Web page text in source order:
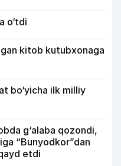
o‘tdi
kitob kutubxonaga
bo‘yicha ilk milliy
g‘alaba qozondi,
“Bunyodkor”dan
etdi